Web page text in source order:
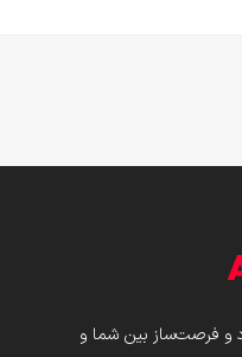
و فرصت‌ساز بین شما و